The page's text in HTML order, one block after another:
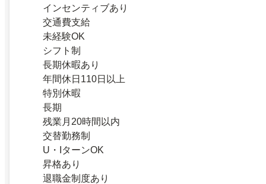
インセンティブあり
交通費支給
未経験OK
シフト制
長期休暇あり
年間休日110日以上
特別休暇
長期
残業月20時間以内
交替勤務制
U・IターンOK
昇格あり
退職金制度あり